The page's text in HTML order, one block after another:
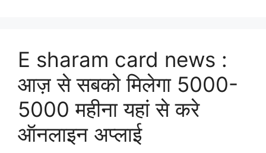
E sharam card news :
आज़ से सबको मिलेगा 5000-
5000 महीना यहां से करे
ऑनलाइन अप्लाई